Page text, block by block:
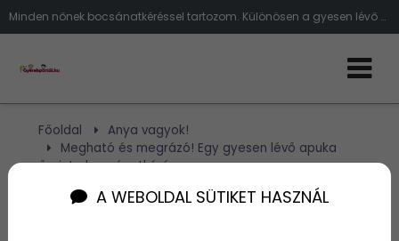
Minden nőnek bocsánatkéréssel tartozom. Különösen a gyesen lévő nőknek.Sok férfihoz hasonlóan azt gondoltam a gyesen lévő anyuká
Főoldal
Anya vagyok!
Megható és megrázó! Egy gyesen lévő apuka
őszinte bocsánatkérése
A WEBOLDAL SÜTIKET HASZNÁL